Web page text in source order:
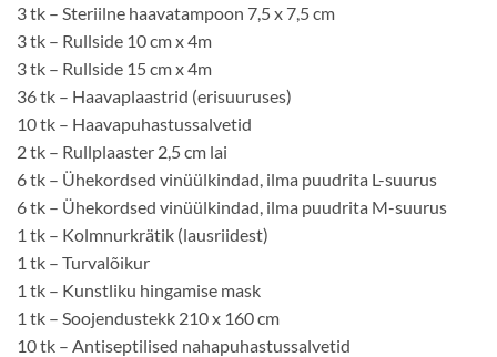
3 tk – Steriilne haavatampoon 7,5 x 7,5 cm
3 tk – Rullside 10 cm x 4m
3 tk – Rullside 15 cm x 4m
36 tk – Haavaplaastrid (erisuuruses)
10 tk – Haavapuhastussalvetid
2 tk – Rullplaaster 2,5 cm lai
6 tk – Ühekordsed vinüülkindad, ilma puudrita L-suurus
6 tk – Ühekordsed vinüülkindad, ilma puudrita M-suurus
1 tk – Kolmnurkrätik (lausriidest)
1 tk – Turvalõikur
1 tk – Kunstliku hingamise mask
1 tk – Soojendustekk 210 x 160 cm
10 tk – Antiseptilised nahapuhastussalvetid